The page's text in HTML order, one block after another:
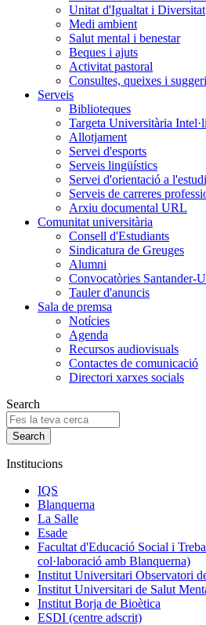
Unitat d'Igualtat i Diversitat
Medi ambient
Salut mental i benestar
Beques i ajuts
Activitat pastoral
Consultes, queixes i
Serveis
Biblioteques
Targeta Universitària
Allotjament
Servei d'esports
Serveis lingüístics
Servei d'orientació a
Serveis de carreres
Arxiu documental URL
Comunitat universitària
Consell d'Estudiants
Sindicatura de Greuges
Alumni
Convocatòries Santander-
Tauler d'anuncis
Sala de premsa
Notícies
Agenda
Recursos audiovisuals
Contactes de comunicació
Directori xarxes socials
Search
Institucions
IQS
Blanquerna
La Salle
Esade
Facultat d'Educació Social i
col·laboració amb Blanquerna)
Institut Universitari Observatori
Institut Universitari de Salut
Institut Borja de Bioètica
ESDI (centre adscrit)